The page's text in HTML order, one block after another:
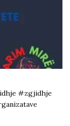
#zgjidhje